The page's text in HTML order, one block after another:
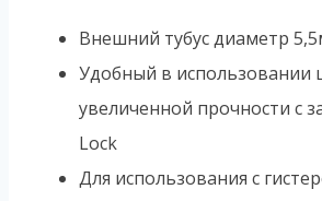
Внешний тубус диаметр
Удобный в использовании
увеличенной прочности с
Lock
Для использования с